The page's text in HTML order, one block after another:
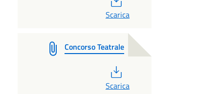
Scarica
Concorso Teatrale
Scarica